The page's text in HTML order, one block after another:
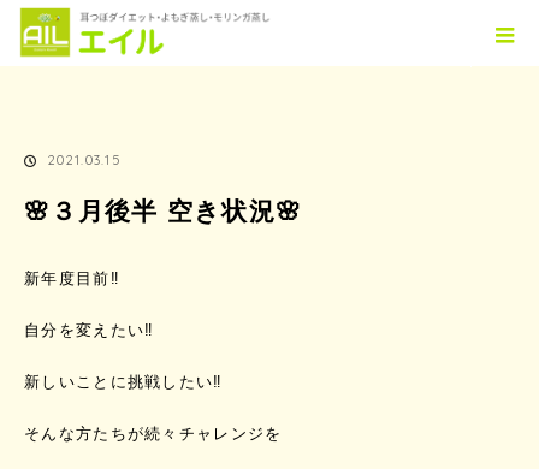
ホーム
TOPICS
🌸３月後半 空き状況🌸
2021.03.15
🌸３月後半 空き状況🌸
新年度目前‼️
自分を変えたい‼️
新しいことに挑戦したい‼️
そんな方たちが続々チャレンジを